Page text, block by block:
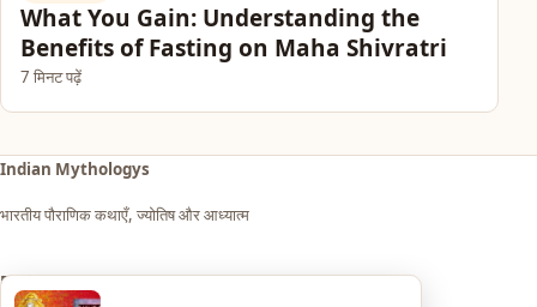
What You Gain: Understanding the
Benefits of Fasting on Maha Shivratri
7 मिनट पढ़ें
Indian Mythologys
भारतीय पौराणिक कथाएँ, ज्योतिष और आध्यात्म
Explore